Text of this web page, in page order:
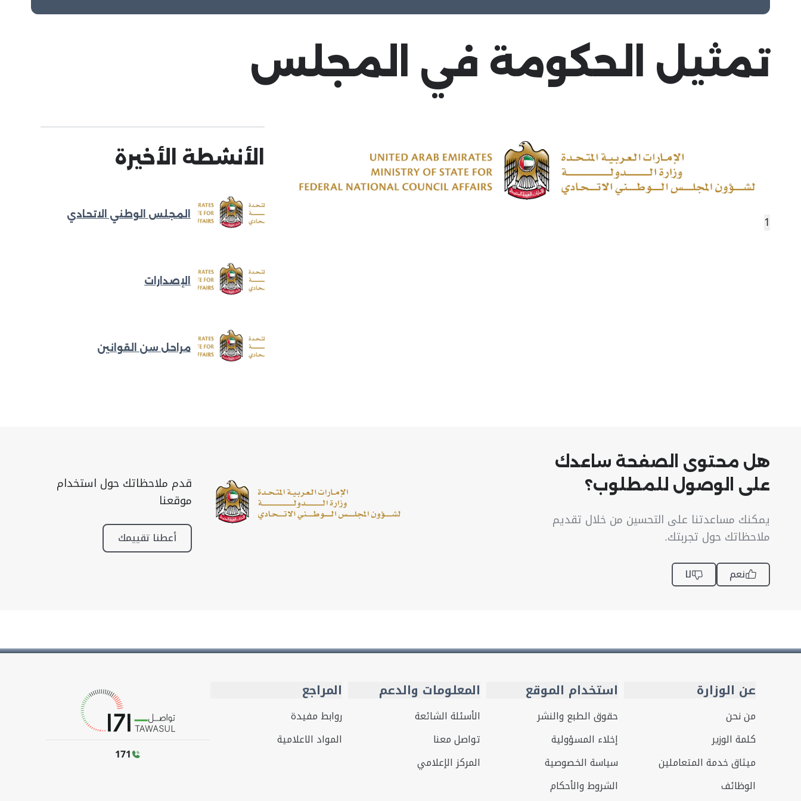
تمثيل الحكومة في المجلس
1
الأنشطة الأخيرة
المجلس الوطني الاتحادي
الإصدارات
مراحل سن القوانين
هل محتوى الصفحة ساعدك
على الوصول للمطلوب؟
يمكنك مساعدتنا على التحسين من خلال تقديم
ملاحظاتك حول تجربتك.
نعم لا
قدم ملاحظاتك حول استخدام
موقعنا
أعطنا تقييمك
عن الوزارة
من نحن
كلمة الوزير
ميثاق خدمة المتعاملين
الوظائف
استخدام الموقع
حقوق الطبع والنشر
إخلاء المسؤولية
سياسة الخصوصية
الشروط والأحكام
المعلومات والدعم
الأسئلة الشائعة
تواصل معنا
المركز الإعلامي
المراجع
روابط مفيدة
المواد الاعلامية
171